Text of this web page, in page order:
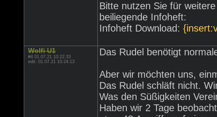
Bitte nutzen Sie für
beiliegende Infoheft:
Infoheft Download:
Wolfi U1
#4 01.07.21 10:22:33
edit: 01.07.21 10:24:13
Das Rudel benötigt
Aber wir möchten uns,
Das Rudel schläft nicht.
Was den Süßigkeiten
Haben wir 2 Tage